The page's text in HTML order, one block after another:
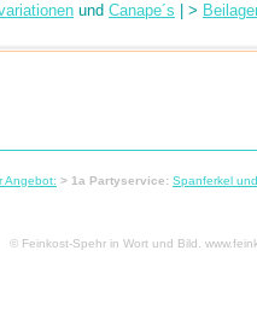
und Canape´s | >
Angebot: > 1a Partyservice: Spanferkel
© Feinkost-Spehr in Wort und Bild.